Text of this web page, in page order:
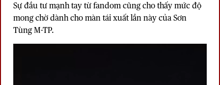
Sự đầu tư mạnh tay từ fandom cũng cho thấy mức độ
mong chờ dành cho màn tái xuất lần này của Sơn
Tùng M-TP.